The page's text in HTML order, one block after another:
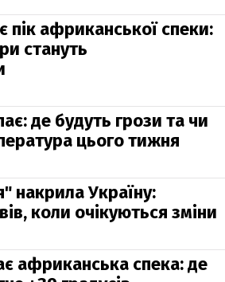
пік африканської спеки:
стануть
де будуть грози та чи
цього тижня
накрила Україну:
коли очікуються зміни
африканська спека: де